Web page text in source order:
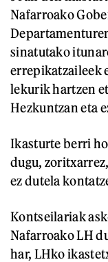
Nafarroako
sinatutako
errepikatzaileek
lekurik hartzen
Hezkuntzan eta
Ikasturte berri
dugu,
ez dutela
Kontseilariak
Nafarroako LH
har, LHko